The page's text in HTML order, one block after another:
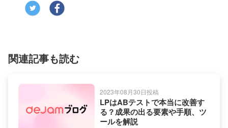
関連記事も読む
2023年08月30日投稿
LPはABテストで本当に改善す
る？成果の出る要素や手順、ツ
ールを解説